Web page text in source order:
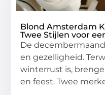
Blond Amsterdam
Twee Stijlen voor
De
en gezelligheid.
winterrust is,
en feest. Twee